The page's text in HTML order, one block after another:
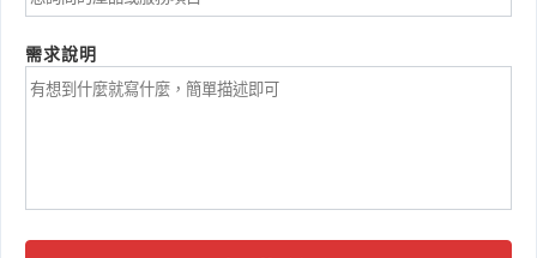
需求說明